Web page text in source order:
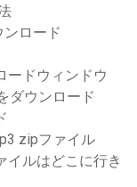
ンロード
ードウィンドウ
ダウンロード
zipファイル
イルはどこに行き